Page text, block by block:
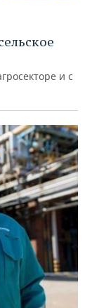
и с